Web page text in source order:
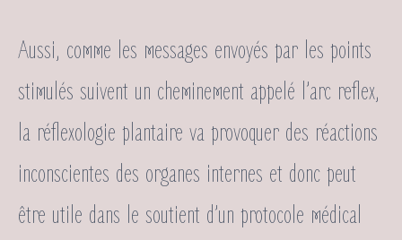
Aussi, comme les messages envoyés par les points
stimulés suivent un cheminement appelé l’arc reflex,
la réflexologie plantaire va provoquer des réactions
inconscientes des organes internes et donc peut
être utile dans le soutient d’un protocole médical